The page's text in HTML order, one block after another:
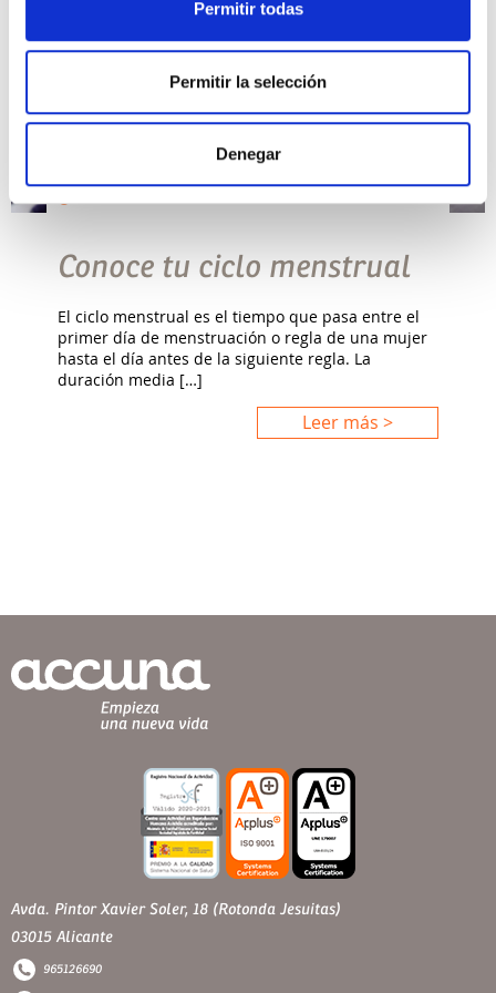
Permitir todas
Permitir la selección
Denegar
Conoce tu ciclo menstrual
El ciclo menstrual es el tiempo que pasa entre el
primer día de menstruación o regla de una mujer
hasta el día antes de la siguiente regla. La
duración media […]
Leer más >
Avda. Pintor Xavier Soler, 18 (Rotonda Jesuitas)
03015 Alicante
965126690